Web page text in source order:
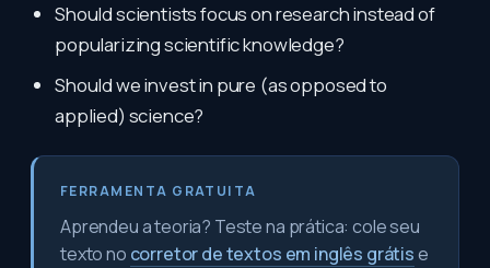
Should scientists focus on research instead of
popularizing scientific knowledge?
Should we invest in pure (as opposed to
applied) science?
FERRAMENTA GRATUITA
Aprendeu a teoria? Teste na prática: cole seu
texto no corretor de textos em inglês grátise